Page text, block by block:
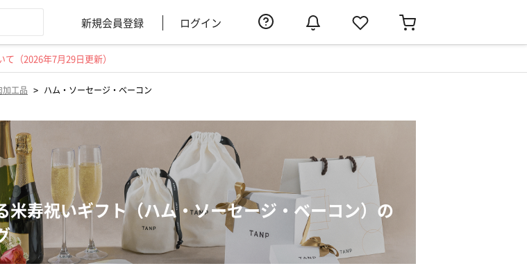
新規会員登録 ログイン
（2026年7月29日更新）
加工品 > ハム・ソーセージ・ベーコン
米寿祝いギフト（ハム・ソーセージ・ベーコン）の